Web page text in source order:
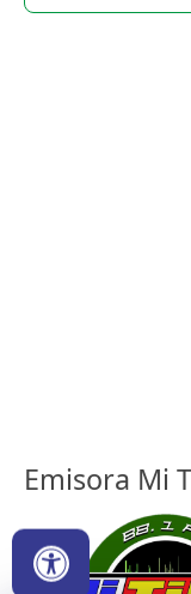
Emisora Mi